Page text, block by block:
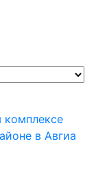
комплексе
в Авгиа